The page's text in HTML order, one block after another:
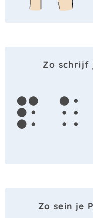
Zo schrijf
p a
Zo sein je